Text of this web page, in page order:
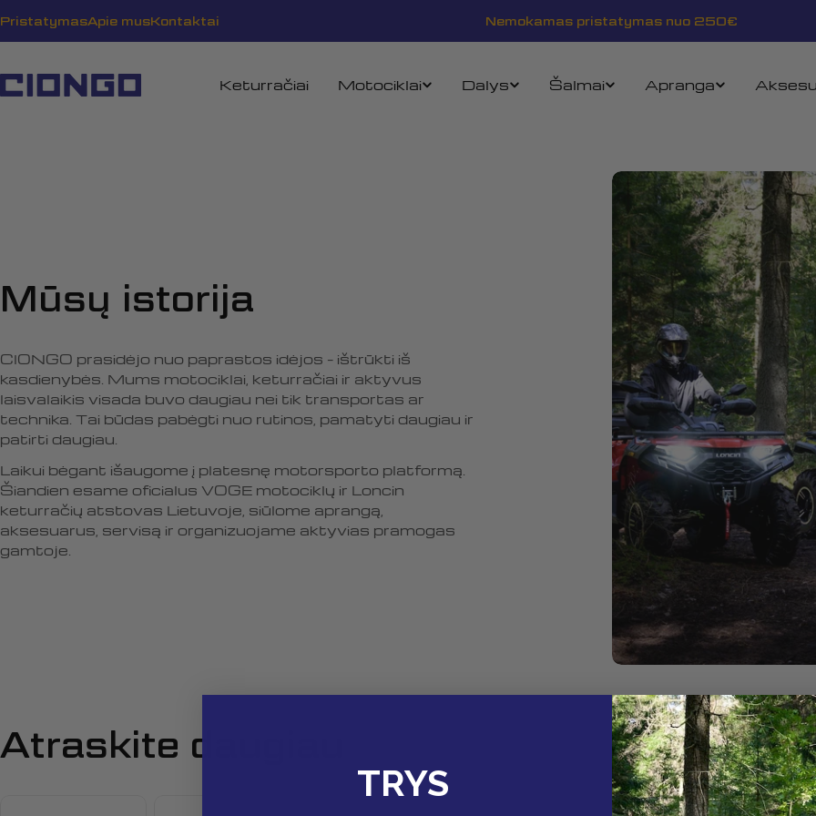
prie
PristatymasApie musKontaktai Nemokamas pristatymas nuo 250€
Keturračiai Motociklai Dalys Šalmai Apranga
Mūsų istorija
CIONGO prasidėjo nuo paprastos idėjos – ištrūkti iš
kasdienybės. Mums motociklai, keturračiai ir aktyvus
laisvalaikis visada buvo daugiau nei tik transportas ar
technika. Tai būdas pabėgti nuo rutinos, pamatyti daugiau ir
patirti daugiau.
Laikui bėgant išaugome į platesnę motorsporto platformą.
Šiandien esame oficialus VOGE motociklų ir Loncin
keturračių atstovas Lietuvoje, siūlome aprangą,
aksesuarus, servisą ir organizuojame aktyvias pramogas
gamtoje.
Atraskite daugiau
TRYS